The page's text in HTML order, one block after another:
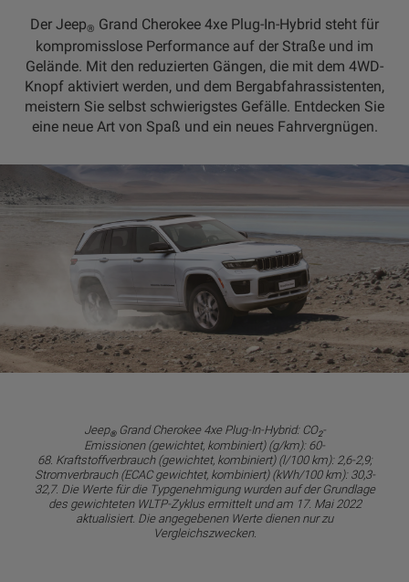
Der Jeep® Grand Cherokee 4xe Plug-In-Hybrid steht für
kompromisslose Performance auf der Straße und im
Gelände. Mit den reduzierten Gängen, die mit dem 4WD-
Knopf aktiviert werden, und dem Bergabfahrassistenten,
meistern Sie selbst schwierigstes Gefälle. Entdecken Sie
eine neue Art von Spaß und ein neues Fahrvergnügen.
Jeep®Grand Cherokee 4xe Plug-In-Hybrid: CO2-
Emissionen (gewichtet, kombiniert) (g/km): 60-
68. Kraftstoffverbrauch (gewichtet, kombiniert) (l/100 km): 2,6-2,9;
Stromverbrauch (ECAC gewichtet, kombiniert) (kWh/100 km): 30,3-
32,7. Die Werte für die Typgenehmigung wurden auf der Grundlage
des gewichteten WLTP-Zyklus ermittelt und am 17. Mai 2022
aktualisiert. Die angegebenen Werte dienen nur zu
Vergleichszwecken.